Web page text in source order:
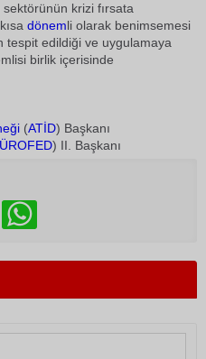
krizi fırsata
dönemli olarak benimsemesi
tespit edildiği ve uygulamaya
birlik içerisinde
(ATİD) Başkanı
) II. Başkanı